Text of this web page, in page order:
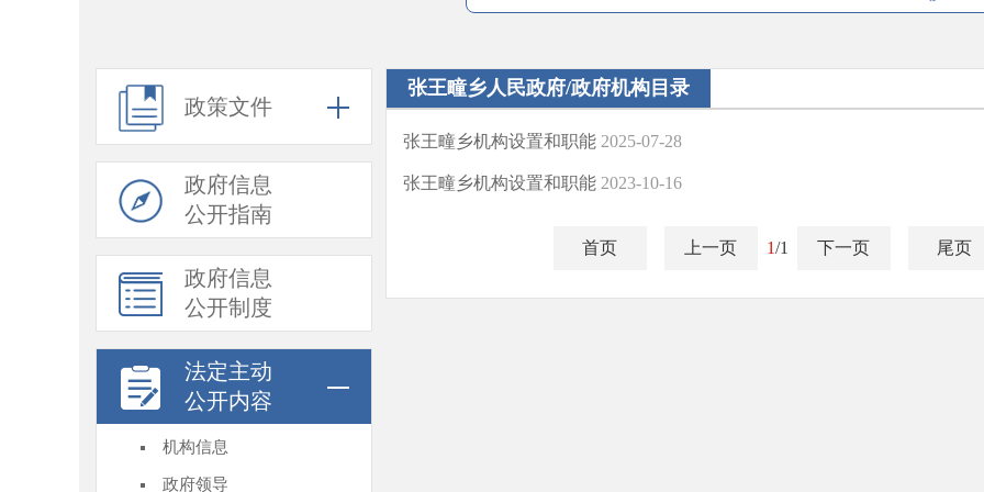
政策文件
政府信息
公开指南
政府信息
公开制度
法定主动
公开内容
机构信息
政府领导
张王疃乡人民政府/政府机构目录
张王疃乡机构设置和职能 2025-07-28
张王疃乡机构设置和职能 2023-10-16
首页 上一页 1/1 下一页 尾页